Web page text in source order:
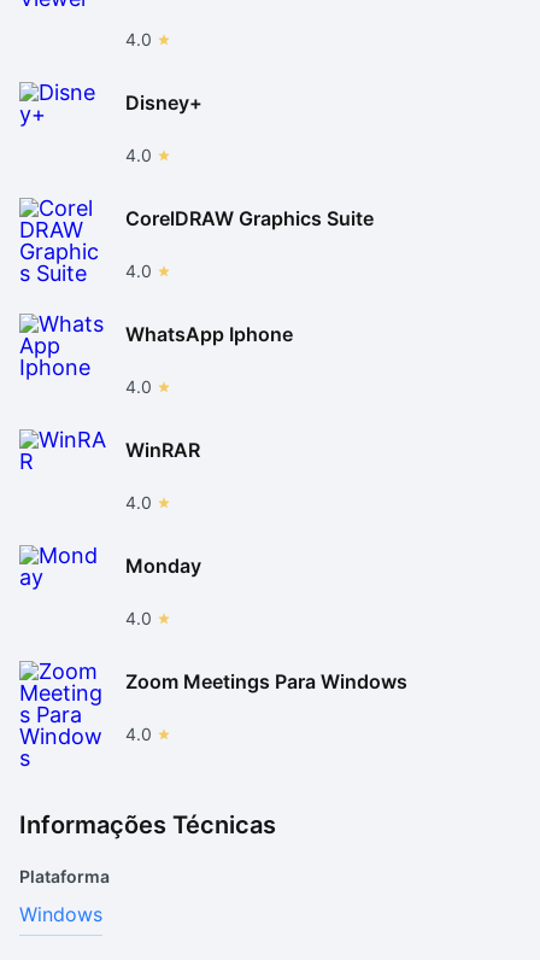
4.0
Disney+
4.0
CorelDRAW Graphics Suite
4.0
WhatsApp Iphone
4.0
WinRAR
4.0
Monday
4.0
Zoom Meetings Para Windows
4.0
Informações Técnicas
Plataforma
Windows